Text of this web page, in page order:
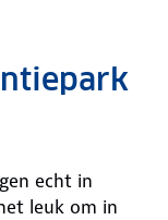
echt in
leuk om in